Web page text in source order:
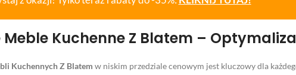
Meble Kuchenne Z Blatem –
Kuchennych Z Blatem w niskim przedziale cenowym jest kluczowy dla